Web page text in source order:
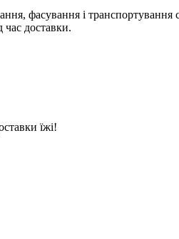
фасування і транспортування
час доставки.
їжі!